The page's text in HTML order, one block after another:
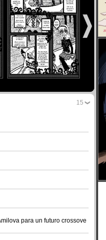
15
para un futuro crossove